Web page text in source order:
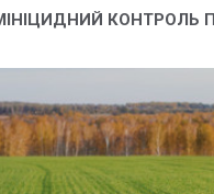
КОНТРОЛЬ